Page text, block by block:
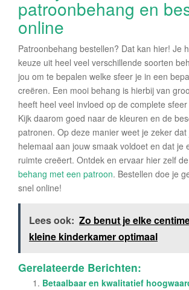
patroonbehang en
online
Patroonbehang bestellen? Dat kan hier! Je
keuze uit heel veel verschillende soorten
jou om te bepalen welke sfeer je in een
creëren. Een mooi behang is hierbij van
heeft heel veel invloed op de complete
Kijk daarom goed naar de kleuren en de
patronen. Op deze manier weet je zeker
helemaal aan jouw smaak voldoet en dat je
ruimte creëert. Ontdek en ervaar hier zelf
behang met een patroon. Bestellen doe je
snel online!
Lees ook: Zo benut je elke
kleine kinderkamer optimaal
Gerelateerde Berichten:
Betaalbaar en kwalitatief